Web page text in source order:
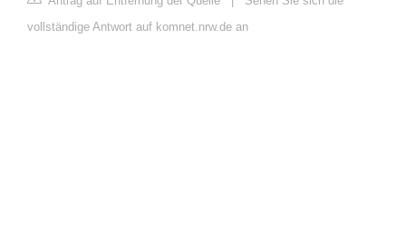
vollständige Antwort auf komnet.nrw.de an